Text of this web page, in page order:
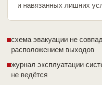
и навязанных лишних
схема эвакуации не
расположением выходов
журнал эксплуатации
не ведётся